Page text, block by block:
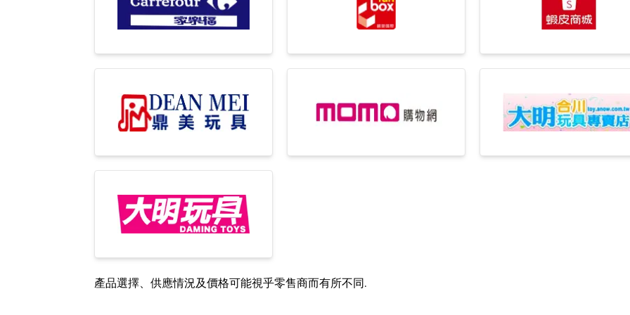
產品選擇、供應情況及價格可能視乎零售商而有所不同.